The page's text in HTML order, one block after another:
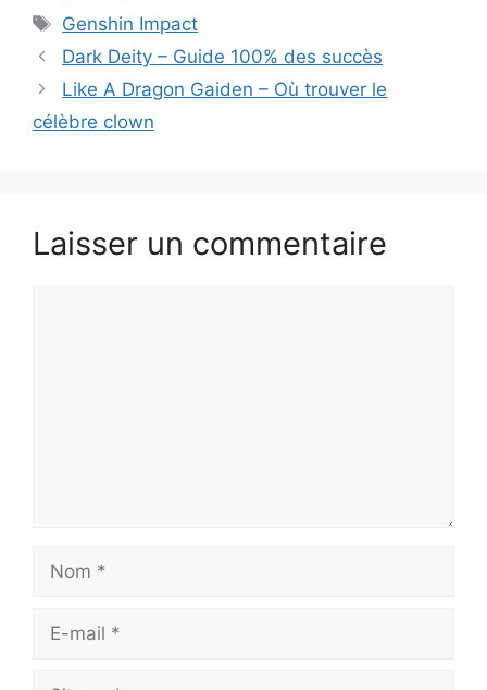
Étiquettes
Genshin Impact
Dark Deity – Guide 100% des succès
Like A Dragon Gaiden – Où trouver le
célèbre clown
Laisser un commentaire
mail